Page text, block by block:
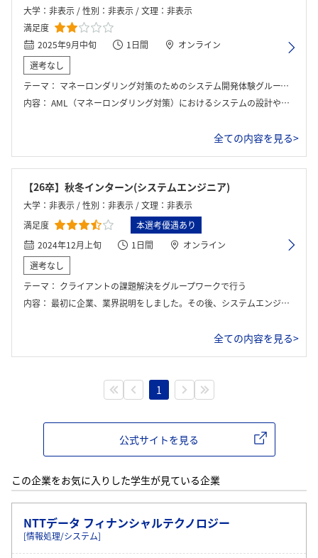
大学：非表示 / 性別：非表示 / 文理：非表示
満足度
2025年9月中旬
1日間
オンライン
選考なし
テーマ： マネーロンダリング対策のためのシステム開発体験グループワーク
内容： AML（マネーロンダリング対策）におけるシステムの設計や監視ルールについて理解するところから始める。それぞれ金融機関に応じて、いわゆる業務要件の定義やチームでの提案活動の推進方法を体験した。
全ての内容を見る>
【26卒】秋冬インターン(システムエンジニア)
大学：非表示 / 性別：非表示 / 文理：非表示
満足度
本選考優遇あり
2024年12月上旬
1日間
オンライン
選考なし
テーマ： クライアントの課題解決をグループワークで行う
内容： 最初に企業、業界説明をしました。その後、システムエンジニアは具体的にどのような業務内容を行っているのかを座学で聞きました。最後にグループワークでクライアントの予めヒアリングされている課題に対してソリューション群から最適なものを選ぶという流れでした。
全ての内容を見る>
1
公式サイトを見る
この企業をお気に入りした学生が見ている企業
NTTデータ フィナンシャルテクノロジー
[情報処理/システム]